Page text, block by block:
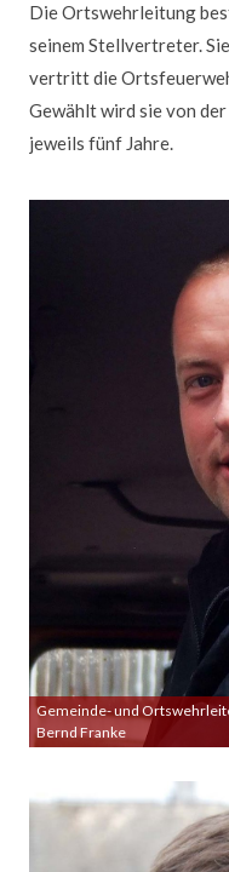
Die Ortswehrleitung
seinem Stellvertreter.
vertritt die
Gewählt wird sie von
jeweils fünf Jahre.
Gemeinde- und
Bernd Franke